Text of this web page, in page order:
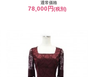
通常価格
78,000円(税別)